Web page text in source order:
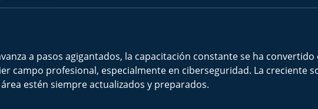
a pasos agigantados, la capacitación constante se ha
campo profesional, especialmente en ciberseguridad. La creciente
estén siempre actualizados y preparados.